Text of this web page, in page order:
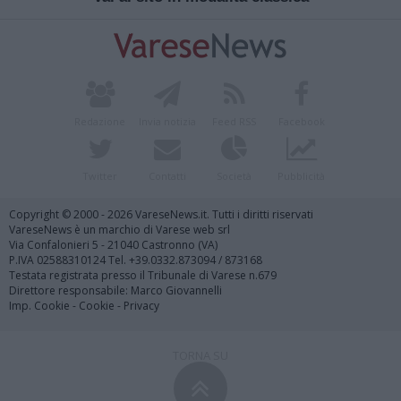
Copyright © 2000 - 2026 VareseNews.it. Tutti i diritti riservati
VareseNews è un marchio di Varese web srl
Via Confalonieri 5 - 21040 Castronno (VA)
P.IVA 02588310124 Tel. +39.0332.873094 / 873168
Testata registrata presso il Tribunale di Varese n.679
Direttore responsabile: Marco Giovannelli
Imp. Cookie - Cookie - Privacy